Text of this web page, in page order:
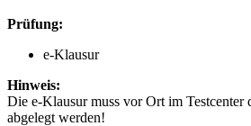
Prüfung:
e-Klausur
Hinweis:
Die e-Klausur muss vor Ort im Testcenter
abgelegt werden!